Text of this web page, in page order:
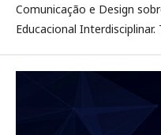
Comunicação e Design
Educacional Interdisciplinar.